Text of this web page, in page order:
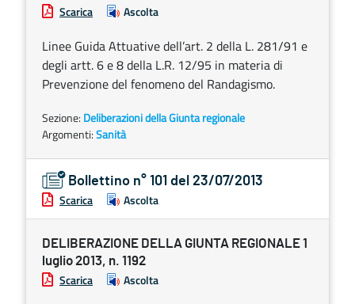
Scarica Ascolta
Linee Guida Attuative dell’art. 2 della L. 281/91 e
degli artt. 6 e 8 della L.R. 12/95 in materia di
Prevenzione del fenomeno del Randagismo.
Sezione: Deliberazioni della Giunta regionale
Argomenti:Sanità
Bollettino n° 101 del 23/07/2013
Scarica Ascolta
DELIBERAZIONE DELLA GIUNTA REGIONALE 1
luglio 2013, n. 1192
Scarica Ascolta